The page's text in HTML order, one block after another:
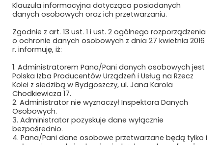
OGRANICZONĄ ODPOWIEDZIALNOŚCIĄ
ŁÓDZKA KOLEJ AGLOMERACYJNA SP. Z
O.O.
MACRO-SYSTEM SP. Z O.O.
MÄDER POLAND
MAFELEC TEAM POLSKA SP. Z O.O.
MAK UBEZPIECZENIA SP. Z O.O.
Klauzula informacyjna dotycząca posiadanych
danych osobowych oraz ich przetwarzaniu.
Zgodnie z art. 13 ust. 1 i ust. 2 ogólnego rozporządzenia
o ochronie danych osobowych z dnia 27 kwietnia 2016
r. informuję, iż:
1. Administratorem Pana/Pani danych osobowych jest
Polska Izba Producentów Urządzeń i Usług na Rzecz
Kolei z siedzibą w Bydgoszczy, ul. Jana Karola
Chodkiewicza 17.
2. Administrator nie wyznaczył Inspektora Danych
Osobowych.
3. Administrator pozyskuje dane wyłącznie
bezpośrednio.
4. Pana/Pani dane osobowe przetwarzane będą tylko i